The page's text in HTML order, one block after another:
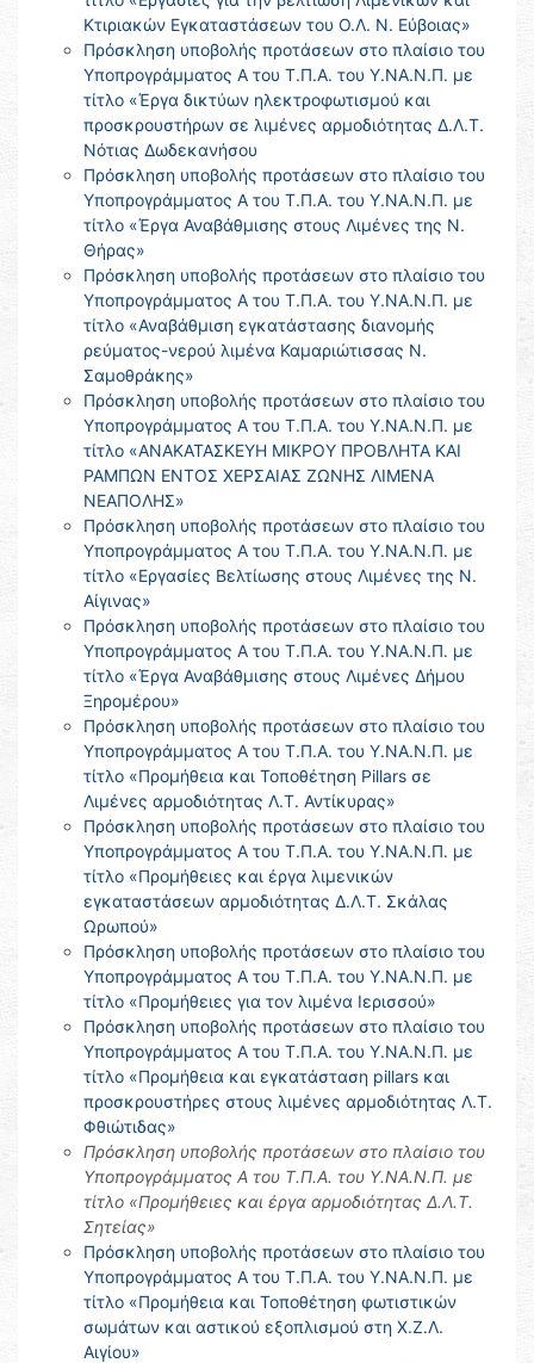
Κτιριακών Εγκαταστάσεων του Ο.Λ. Ν. Εύβοιας»
Πρόσκληση υποβολής προτάσεων στο πλαίσιο του
Υποπρογράμματος Α του Τ.Π.Α. του Υ.ΝΑ.Ν.Π. με
τίτλο «Έργα δικτύων ηλεκτροφωτισμού και
προσκρουστήρων σε λιμένες αρμοδιότητας Δ.Λ.Τ.
Νότιας Δωδεκανήσου
Πρόσκληση υποβολής προτάσεων στο πλαίσιο του
Υποπρογράμματος Α του Τ.Π.Α. του Υ.ΝΑ.Ν.Π. με
τίτλο «Έργα Αναβάθμισης στους Λιμένες της Ν.
Θήρας»
Πρόσκληση υποβολής προτάσεων στο πλαίσιο του
Υποπρογράμματος Α του Τ.Π.Α. του Υ.ΝΑ.Ν.Π. με
τίτλο «Αναβάθμιση εγκατάστασης διανομής
ρεύματος-νερού λιμένα Καμαριώτισσας Ν.
Σαμοθράκης»
Πρόσκληση υποβολής προτάσεων στο πλαίσιο του
Υποπρογράμματος Α του Τ.Π.Α. του Υ.ΝΑ.Ν.Π. με
τίτλο «ΑΝΑΚΑΤΑΣΚΕΥΗ ΜΙΚΡΟΥ ΠΡΟΒΛΗΤΑ ΚΑΙ
ΡΑΜΠΩΝ ΕΝΤΟΣ ΧΕΡΣΑΙΑΣ ΖΩΝΗΣ ΛΙΜΕΝΑ
ΝΕΑΠΟΛΗΣ»
Πρόσκληση υποβολής προτάσεων στο πλαίσιο του
Υποπρογράμματος Α του Τ.Π.Α. του Υ.ΝΑ.Ν.Π. με
τίτλο «Εργασίες Βελτίωσης στους Λιμένες της Ν.
Αίγινας»
Πρόσκληση υποβολής προτάσεων στο πλαίσιο του
Υποπρογράμματος Α του Τ.Π.Α. του Υ.ΝΑ.Ν.Π. με
τίτλο «Έργα Αναβάθμισης στους Λιμένες Δήμου
Ξηρομέρου»
Πρόσκληση υποβολής προτάσεων στο πλαίσιο του
Υποπρογράμματος Α του Τ.Π.Α. του Υ.ΝΑ.Ν.Π. με
τίτλο «Προμήθεια και Τοποθέτηση Pillars σε
Λιμένες αρμοδιότητας Λ.Τ. Αντίκυρας»
Πρόσκληση υποβολής προτάσεων στο πλαίσιο του
Υποπρογράμματος Α του Τ.Π.Α. του Υ.ΝΑ.Ν.Π. με
τίτλο «Προμήθειες και έργα λιμενικών
εγκαταστάσεων αρμοδιότητας Δ.Λ.Τ. Σκάλας
Ωρωπού»
Πρόσκληση υποβολής προτάσεων στο πλαίσιο του
Υποπρογράμματος Α του Τ.Π.Α. του Υ.ΝΑ.Ν.Π. με
τίτλο «Προμήθειες για τον λιμένα Ιερισσού»
Πρόσκληση υποβολής προτάσεων στο πλαίσιο του
Υποπρογράμματος Α του Τ.Π.Α. του Υ.ΝΑ.Ν.Π. με
τίτλο «Προμήθεια και εγκατάσταση pillars και
προσκρουστήρες στους λιμένες αρμοδιότητας Λ.Τ.
Φθιώτιδας»
Πρόσκληση υποβολής προτάσεων στο πλαίσιο του
Υποπρογράμματος Α του Τ.Π.Α. του Υ.ΝΑ.Ν.Π. με
τίτλο «Προμήθειες και έργα αρμοδιότητας Δ.Λ.Τ.
Σητείας»
Πρόσκληση υποβολής προτάσεων στο πλαίσιο του
Υποπρογράμματος Α του Τ.Π.Α. του Υ.ΝΑ.Ν.Π. με
τίτλο «Προμήθεια και Τοποθέτηση φωτιστικών
σωμάτων και αστικού εξοπλισμού στη Χ.Ζ.Λ.
Αιγίου»